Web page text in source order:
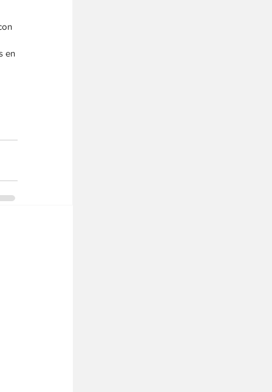
en